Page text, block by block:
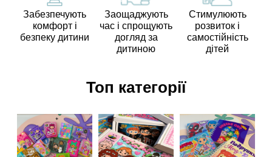
Забезпечують
комфорт і
безпеку дитини
Заощаджують
час і спрощують
догляд за
дитиною
Стимулюють
розвиток і
самостійність
дітей
Топ категорії